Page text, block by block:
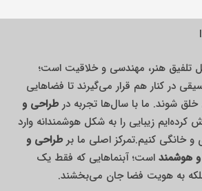
تلفیق هنر، مهندسی و خلاقیت است؛
در کنار هم قرار می‌گیرند تا فضاهایی
خلق شوند. ما با سال‌ها تجربه درطراحی و
کرده‌ایم زیبایی را به شکل هوشمندانه وارد
خانگی کنیم.تمرکز اصلی ما برطراحی و
و هوشمند است؛ آبنماهایی که فقط یک
بلکه به هویت فضا جان می‌بخشند.